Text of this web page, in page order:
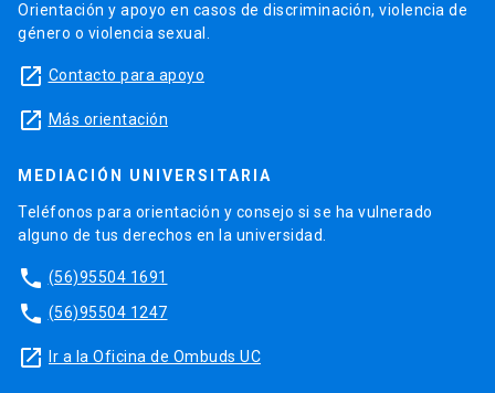
Orientación y apoyo en casos de discriminación, violencia de
género o violencia sexual.
launch Contacto para apoyo
launch Más orientación
MEDIACIÓN UNIVERSITARIA
Teléfonos para orientación y consejo si se ha vulnerado
alguno de tus derechos en la universidad.
phone (56)95504 1691
phone (56)95504 1247
launch Ir a la Oficina de Ombuds UC